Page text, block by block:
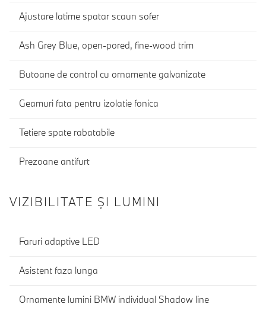
Ajustare latime spatar scaun sofer
Ash Grey Blue, open-pored, fine-wood trim
Butoane de control cu ornamente galvanizate
Geamuri fata pentru izolatie fonica
Tetiere spate rabatabile
Prezoane antifurt
VIZIBILITATE ȘI LUMINI
Faruri adaptive LED
Asistent faza lunga
Ornamente lumini BMW individual Shadow line